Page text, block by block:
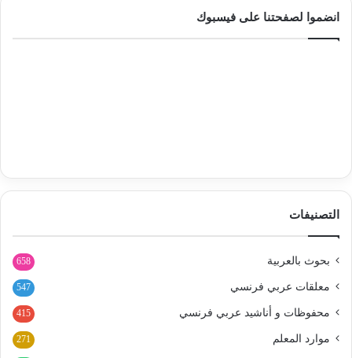
انضموا لصفحتنا على فيسبوك
التصنيفات
بحوث بالعربية 658
معلقات عربي فرنسي 547
محفوظات و أناشيد عربي فرنسي 415
موارد المعلم 271